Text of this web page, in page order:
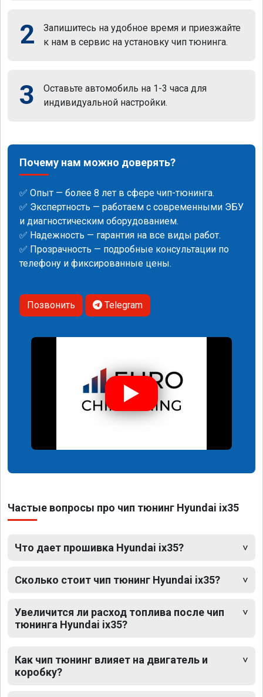
2
Запишитесь на удобное время и приезжайте
к нам в сервис на установку чип тюнинга.
3
Оставьте автомобиль на 1-3 часа для
индивидуальной настройки.
Почему нам можно доверять?
✅ Опыт — более 8 лет в сфере чип-тюнинга.
✅ Экспертность — работаем с современными ЭБУ
и диагностическим оборудованием.
✅ Надежность — гарантия на все виды работ.
✅ Прозрачность — подробные консультации по
телефону и фиксированные цены.
Позвонить Telegram
Частые вопросы про чип тюнинг Hyundai ix35
Что дает прошивка Hyundai ix35?
Сколько стоит чип тюнинг Hyundai ix35?
Увеличится ли расход топлива после чип
тюнинга Hyundai ix35?
Как чип тюнинг влияет на двигатель и
коробку?